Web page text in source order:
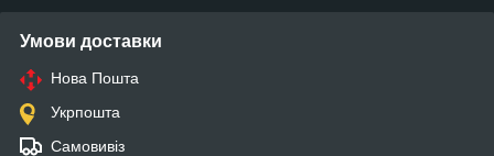
Умови доставки
Нова Пошта
Укрпошта
Самовивіз